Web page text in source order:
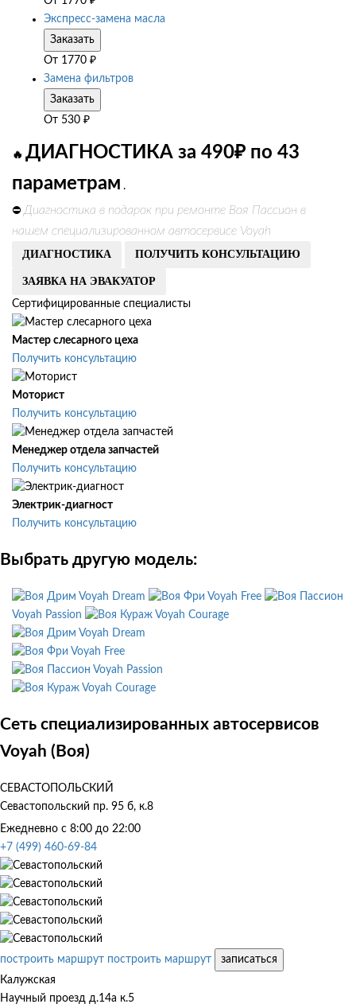
Экспресс-замена масла
Заказать
От 1770 ₽
Замена фильтров
Заказать
От 530 ₽
🔥 ДИАГНОСТИКА за 490₽ по 43
параметрам .
⛔ Диагностика в подарок при ремонте Воя Пассион в
нашем специализированном автосервисе Voyah
ДИАГНОСТИКА ПОЛУЧИТЬ КОНСУЛЬТАЦИЮ
ЗАЯВКА НА ЭВАКУАТОР
Сертифицированные специалисты
Мастер слесарного цеха
Получить консультацию
Моторист
Получить консультацию
Менеджер отдела запчастей
Получить консультацию
Электрик-диагност
Получить консультацию
Выбрать другую модель:
Voyah Dream
Voyah Free
Voyah Passion
Voyah Courage
Voyah Dream
Voyah Free
Voyah Passion
Voyah Courage
Сеть специализированных автосервисов
Voyah (Воя)
СЕВАСТОПОЛЬСКИЙ
Севастопольский пр. 95 б, к.8
Ежедневно с 8:00 до 22:00
+7 (499) 460-69-84
построить маршрут построить маршрут
записаться
Калужская
Научный проезд д.14а к.5